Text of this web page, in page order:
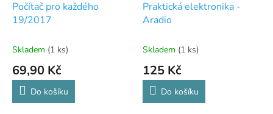
Počítač pro každého
19/2017
Skladem (1 ks)
69,90 Kč
Do košíku
Praktická elektronika -
Aradio
Skladem (1 ks)
125 Kč
Do košíku